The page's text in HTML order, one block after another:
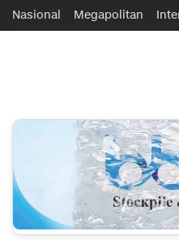
Nasional Megapolitan